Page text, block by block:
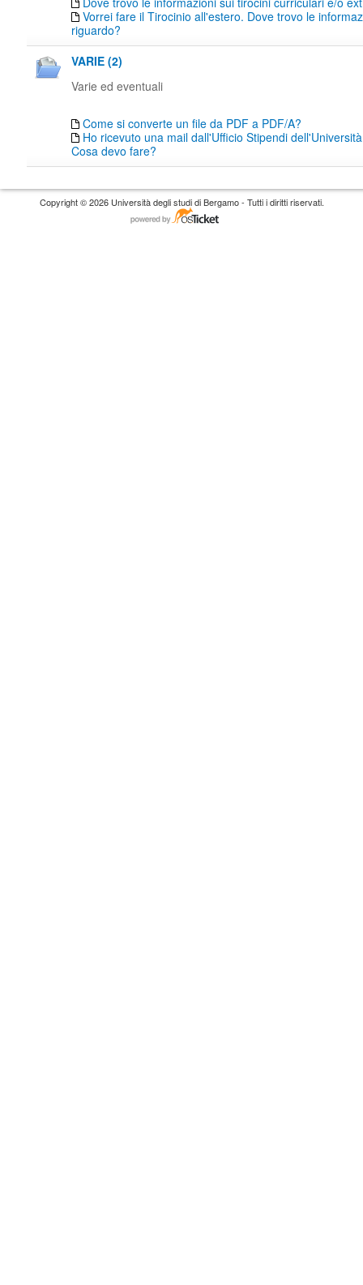
Vorrei fare il Tirocinio all'estero. Dove trovo le
riguardo?
VARIE (2)
Varie ed eventuali
Come si converte un file da PDF a PDF/A?
Ho ricevuto una mail dall'Ufficio Stipendi
Cosa devo fare?
Copyright © 2026 Università degli studi di Bergamo - Tutti i diritti riservati.